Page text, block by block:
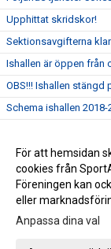
Upphittat skridskor!
Sektionsavgifterna
Ishallen är öppen från
OBS!!! Ishallen stängd
Schema ishallen 2018-
Hockeytrunk för
Rosvik IK Hockey får
För att hemsidan
cookies från
Föreningen kan
eller
Anpassa dina val